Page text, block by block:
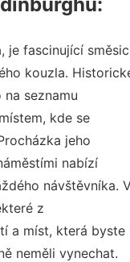
je fascinující
kouzla.
seznamu
kde se
jeho
nabízí
návštěvníka.
z
a míst, která byste
neměli vynechat.